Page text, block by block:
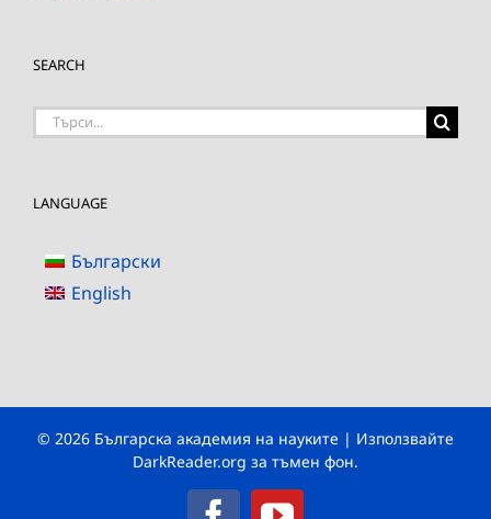
SEARCH
Търсене
LANGUAGE
Български
English
© 2026 Българска академия на науките | Използвайте
DarkReader.org за тъмен фон.